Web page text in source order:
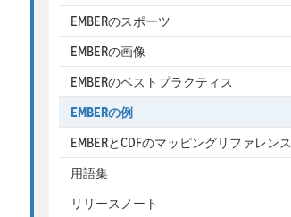
EMBERのスポーツ
EMBERの画像
EMBERのベストプラクティス
EMBERの例
EMBERとCDFのマッピングリファレンス
用語集
リリースノート